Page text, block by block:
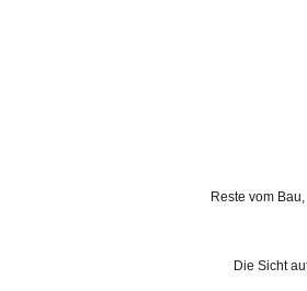
Reste vom
Die Sicht